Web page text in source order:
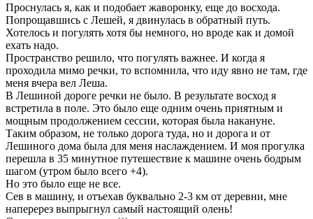
Проснулась я, как и подобает жаворонку, еще до восхода.
Попрощавшись с Лешей, я двинулась в обратный путь.
Хотелось и погулять хотя бы немного, но вроде как и домой
ехать надо.
Пространство решило, что погулять важнее. И когда я
проходила мимо речки, то вспомнила, что иду явно не там, где
меня вчера вел Леша.
В Лешиной дороге речки не было. В результате восход я
встретила в поле. Это было еще одним очень приятным и
мощным продолжением сессии, которая была накануне.
Таким образом, не только дорога туда, но и дорога и от
Лешиного дома была для меня наслаждением. И моя прогулка
перешла в 35 минутное путешествие к машине очень бодрым
шагом (утром было всего +4).
Но это было еще не все.
Сев в машину, и отъехав буквально 2-3 км от деревни, мне
наперерез выпрыгнул самый настоящий олень!